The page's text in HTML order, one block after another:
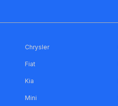
Chrysler
Fiat
Kia
Mini